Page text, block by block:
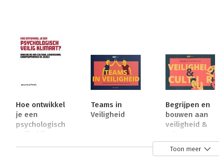
Hoe ontwikkel
je een
psychologisch
veilig klimaat?
Teams in
Veiligheid
Begrijpen en
bouwen aan
veiligheid &
cultuur
Toon meer